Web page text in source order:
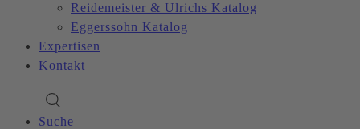
Reidemeister & Ulrichs Katalog
Eggerssohn Katalog
Expertisen
Kontakt
Suche